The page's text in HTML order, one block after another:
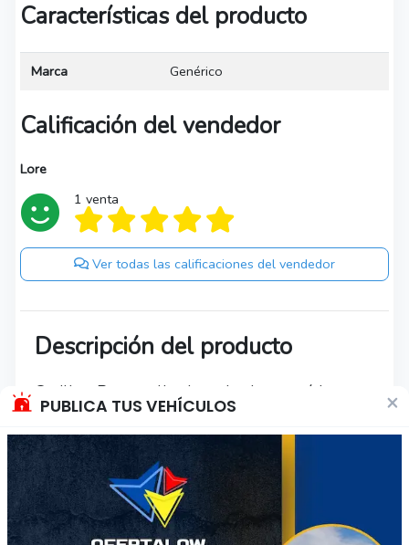
PUBLICA TUS VEHÍCULOS ×
Características del producto
Marca Genérico
Calificación del vendedor
Lore
1 venta
Ver todas las calificaciones del vendedor
Descripción del producto
Cotillon Personalizado todas las temáticas.
Otros productos del vendedor